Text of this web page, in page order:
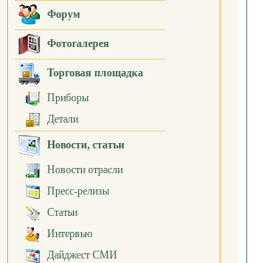
Форум
Фотогалерея
Торговая площадка
Приборы
Детали
Новости, статьи
Новости отрасли
Пресс-релизы
Статьи
Интервью
Дайджест СМИ